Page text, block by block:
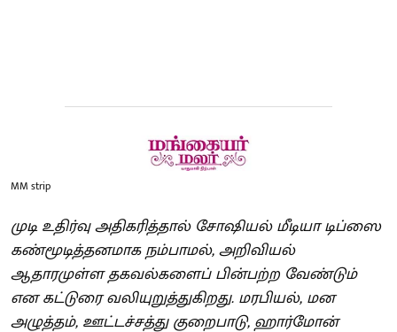
MM strip
முடி உதிர்வு அதிகரித்தால் சோஷியல் மீடியா டிப்ஸை
கண்மூடித்தனமாக நம்பாமல், அறிவியல்
ஆதாரமுள்ள தகவல்களைப் பின்பற்ற வேண்டும்
என கட்டுரை வலியுறுத்துகிறது. மரபியல், மன
அழுத்தம், ஊட்டச்சத்து குறைபாடு, ஹார்மோன்